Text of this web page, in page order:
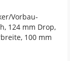
Vorbau-
124 mm Drop,
100 mm